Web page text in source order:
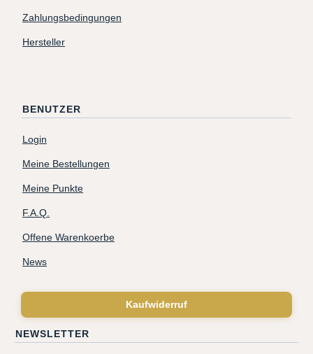
Zahlungsbedingungen
Hersteller
BENUTZER
Login
Meine Bestellungen
Meine Punkte
F.A.Q.
Offene Warenkoerbe
News
Kaufwiderruf
NEWSLETTER